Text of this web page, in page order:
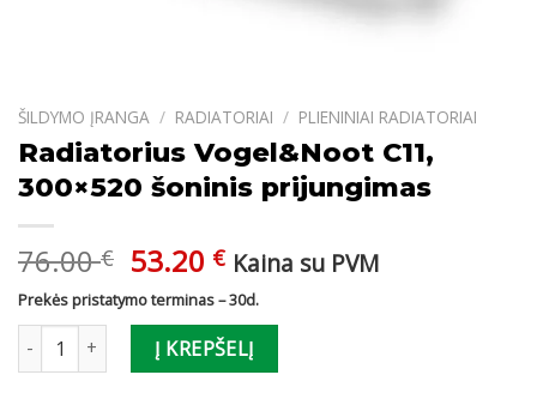
ŠILDYMO ĮRANGA / RADIATORIAI / PLIENINIAI RADIATORIAI
Radiatorius Vogel&Noot C11,
300×520 šoninis prijungimas
76.00€ Original
price
was:
76.00 €.
53.20 €Current
price
is:
53.20 €.
Kaina su PVM
Prekės pristatymo terminas – 30d.
produkto kiekis: Radiatorius Vogel&Noot C11, 300x520 šoninis
Į KREPŠELĮ